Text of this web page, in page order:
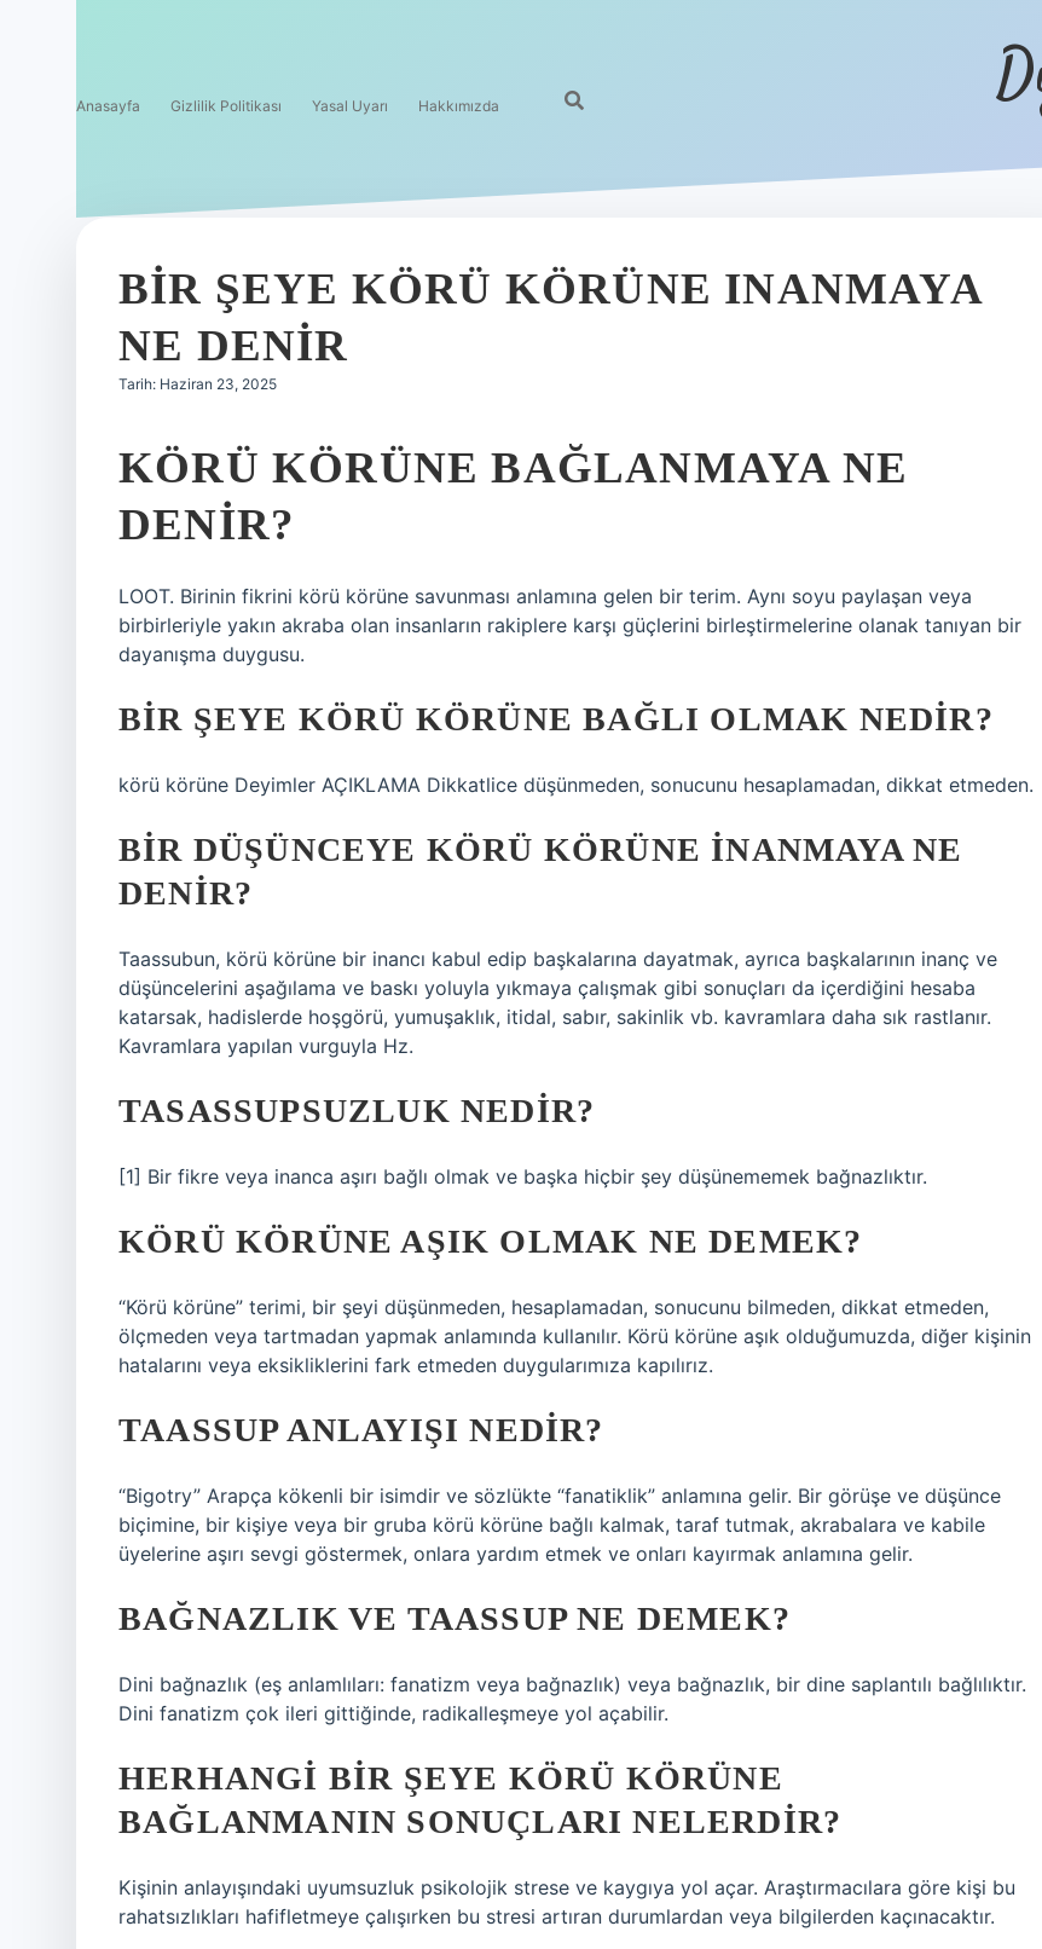
Anasayfa Gizlilik Politikası Yasal Uyarı Hakkımızda
BIR ŞEYE KÖRÜ KÖRÜNE INANMAYA
NE DENIR
Tarih: Haziran 23, 2025
KÖRÜ KÖRÜNE BAĞLANMAYA NE
DENIR?
LOOT. Birinin fikrini körü körüne savunması anlamına gelen bir terim. Aynı soyu paylaşan veya
birbirleriyle yakın akraba olan insanların rakiplere karşı güçlerini birleştirmelerine olanak tanıyan bir
dayanışma duygusu.
BIR ŞEYE KÖRÜ KÖRÜNE BAĞLI OLMAK NEDIR?
körü körüne Deyimler AÇIKLAMA Dikkatlice düşünmeden, sonucunu hesaplamadan, dikkat etmeden.
BIR DÜŞÜNCEYE KÖRÜ KÖRÜNE INANMAYA NE
DENIR?
Taassubun, körü körüne bir inancı kabul edip başkalarına dayatmak, ayrıca başkalarının inanç ve
düşüncelerini aşağılama ve baskı yoluyla yıkmaya çalışmak gibi sonuçları da içerdiğini hesaba
katarsak, hadislerde hoşgörü, yumuşaklık, itidal, sabır, sakinlik vb. kavramlara daha sık rastlanır.
Kavramlara yapılan vurguyla Hz.
TASASSUPSUZLUK NEDIR?
[1] Bir fikre veya inanca aşırı bağlı olmak ve başka hiçbir şey düşünememek bağnazlıktır.
KÖRÜ KÖRÜNE AŞIK OLMAK NE DEMEK?
“Körü körüne” terimi, bir şeyi düşünmeden, hesaplamadan, sonucunu bilmeden, dikkat etmeden,
ölçmeden veya tartmadan yapmak anlamında kullanılır. Körü körüne aşık olduğumuzda, diğer kişinin
hatalarını veya eksikliklerini fark etmeden duygularımıza kapılırız.
TAASSUP ANLAYIŞI NEDIR?
“Bigotry” Arapça kökenli bir isimdir ve sözlükte “fanatiklik” anlamına gelir. Bir görüşe ve düşünce
biçimine, bir kişiye veya bir gruba körü körüne bağlı kalmak, taraf tutmak, akrabalara ve kabile
üyelerine aşırı sevgi göstermek, onlara yardım etmek ve onları kayırmak anlamına gelir.
BAĞNAZLIK VE TAASSUP NE DEMEK?
Dini bağnazlık (eş anlamlıları: fanatizm veya bağnazlık) veya bağnazlık, bir dine saplantılı bağlılıktır.
Dini fanatizm çok ileri gittiğinde, radikalleşmeye yol açabilir.
HERHANGI BIR ŞEYE KÖRÜ KÖRÜNE
BAĞLANMANIN SONUÇLARI NELERDIR?
Kişinin anlayışındaki uyumsuzluk psikolojik strese ve kaygıya yol açar. Araştırmacılara göre kişi bu
rahatsızlıkları hafifletmeye çalışırken bu stresi artıran durumlardan veya bilgilerden kaçınacaktır.